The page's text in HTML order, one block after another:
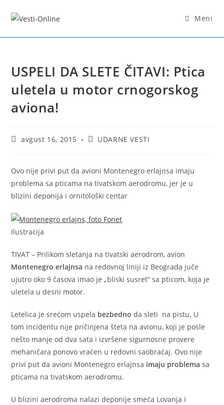
Meni
USPELI DA SLETE ČITAVI: Ptica
uletela u motor crnogorskog
aviona!
Postavgust 16, 2015
PostUDARNE VESTI
Ovo nije privi put da avioni Montenegro erlajnsa imaju
problema sa pticama na tivatskom aerodromu, jer je u
blizini deponija i ornitološki centar
Ilustracija
TIVAT – Prilikom sletanja na tivatski aerodrom, avion
Montenegro erlajnsa na redovnoj liniji iz Beograda juče
ujutro oko 9 časova imao je „bliski susret“ sa pticom, koja je
uletela u desni motor.
Letelica je srećom uspela bezbednoda sleti na pistu. U
tom incidentu nije pričinjena šteta na avionu, koji je posle
nešto manje od dva sata i izvršene sigurnosne provere
mehaničara ponovo vraćen u redovni saobraćaj. Ovo nije
privi put da avioni Montenegro erlajnsa imaju problema sa
pticama na tivatskom aerodromu.
U blizini aerodroma nalazi deponije smeća Lovanja i